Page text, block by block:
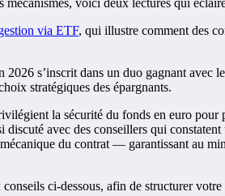
voici deux lectures qui
via ETF, qui illustre comment des
2026 s’inscrit dans un duo gagnant
stratégiques des épargnants.
la sécurité du fonds en euro
avec des conseillers qui
du contrat — garantissant au
ci-dessous, afin de structurer